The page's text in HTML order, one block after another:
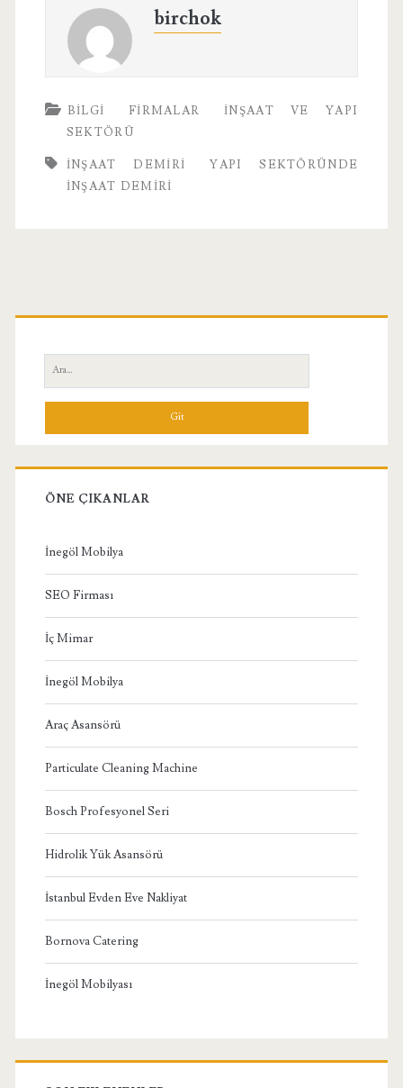
birchok
BILGI FIRMALAR
İNŞAAT VE YAPI
SEKTÖRÜ
INŞAAT DEMIRI
YAPI SEKTÖRÜNDE
İNŞAAT DEMIRI
Birincil
Yan
Menü
Ara:
ÖNE ÇIKANLAR
İnegöl Mobilya
SEO Firması
İç Mimar
İnegöl Mobilya
Araç Asansörü
Particulate Cleaning Machine
Bosch Profesyonel Seri
Hidrolik Yük Asansörü
İstanbul Evden Eve Nakliyat
Bornova Catering
İnegöl Mobilyası